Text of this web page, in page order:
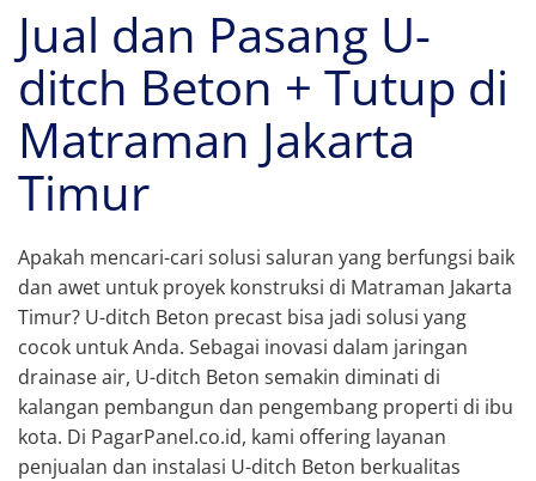
Jual dan Pasang U-
ditch Beton + Tutup di
Matraman Jakarta
Timur
Apakah mencari-cari solusi saluran yang berfungsi baik
dan awet untuk proyek konstruksi di Matraman Jakarta
Timur? U-ditch Beton precast bisa jadi solusi yang
cocok untuk Anda. Sebagai inovasi dalam jaringan
drainase air, U-ditch Beton semakin diminati di
kalangan pembangun dan pengembang properti di ibu
kota. Di PagarPanel.co.id, kami offering layanan
penjualan dan instalasi U-ditch Beton berkualitas